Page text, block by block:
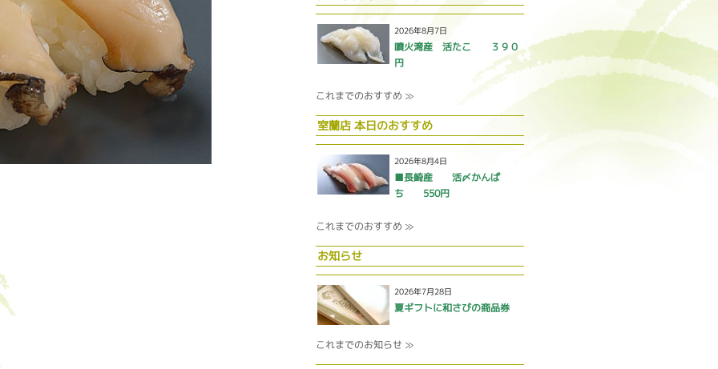
2026年8月7日
噴火湾産 活たこ ３９０
円
これまでのおすすめ ≫
室蘭店 本日のおすすめ
2026年8月4日
■長崎産 活〆かんぱ
ち 550円
これまでのおすすめ ≫
お知らせ
2026年7月28日
夏ギフトに和さびの商品券
これまでのお知らせ ≫